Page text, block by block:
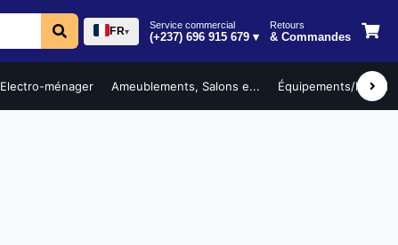
FR▾
Service commercial
(+237) 696 915 679 ▾
Retours
& Commandes
Electro-ménager Ameublements, Salons e... Équipements/